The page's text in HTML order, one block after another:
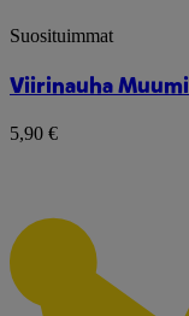
Suosituimmat
Viirinauha Muumi
5,90 €